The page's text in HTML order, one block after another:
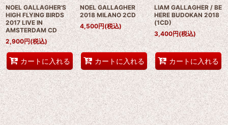
NOEL GALLAGHER'S
HIGH FLYING BIRDS
2017 LIVE IN
AMSTERDAM CD
2,900円(税込)
カートに入れる
NOEL GALLAGHER
2018 MILANO 2CD
4,500円(税込)
カートに入れる
LIAM GALLAGHER / BE
HERE BUDOKAN 2018
(1CD)
3,400円(税込)
カートに入れる